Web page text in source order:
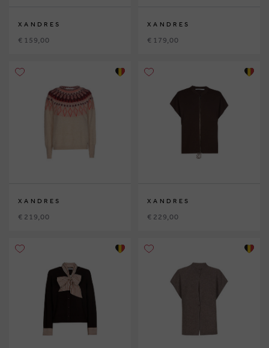
XANDRES
€ 159,00
XANDRES
€ 179,00
XANDRES
€ 219,00
XANDRES
€ 229,00